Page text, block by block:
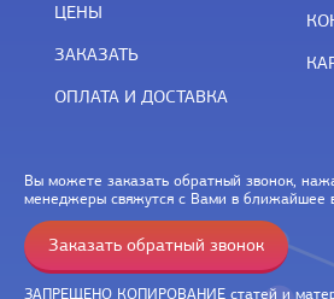
ЦЕНЫ
ЗАКАЗАТЬ
ОПЛАТА И ДОСТАВКА
Вы можете заказать обратный звонок,
менеджеры свяжутся с Вами в ближайшее
Заказать обратный звонок
ЗАПРЕЩЕНО КОПИРОВАНИЕ статей и